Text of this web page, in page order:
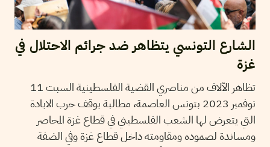
الشارع التونسي يتظاهر ضد جرائم الاحتلال في
غزة
تظاهر الآلاف من مناصري القضية الفلسطينية السبت 11
نوفمبر 2023 بتونس العاصمة، مطالبة بوقف حرب الابادة
التي يتعرض لها الشعب الفلسطيني في قطاع غزة المحاصر
ومساندة لصموده ومقاومته داخل قطاع غزة وفي الضفة